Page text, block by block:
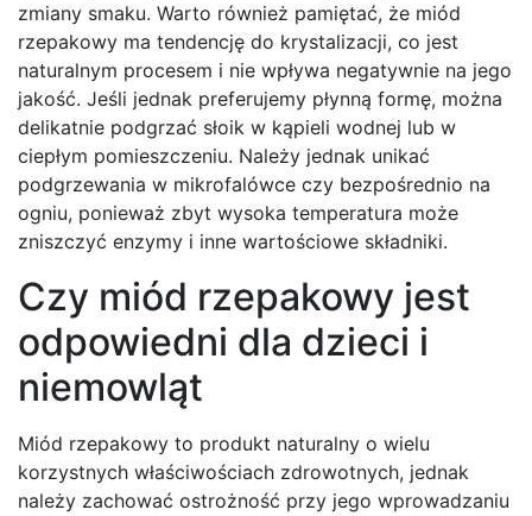
zmiany smaku. Warto również pamiętać, że miód
rzepakowy ma tendencję do krystalizacji, co jest
naturalnym procesem i nie wpływa negatywnie na jego
jakość. Jeśli jednak preferujemy płynną formę, można
delikatnie podgrzać słoik w kąpieli wodnej lub w
ciepłym pomieszczeniu. Należy jednak unikać
podgrzewania w mikrofalówce czy bezpośrednio na
ogniu, ponieważ zbyt wysoka temperatura może
zniszczyć enzymy i inne wartościowe składniki.
Czy miód rzepakowy jest
odpowiedni dla dzieci i
niemowląt
Miód rzepakowy to produkt naturalny o wielu
korzystnych właściwościach zdrowotnych, jednak
należy zachować ostrożność przy jego wprowadzaniu